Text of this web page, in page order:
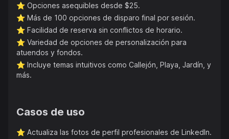
⭐️ Opciones asequibles desde $25.
⭐️ Más de 100 opciones de disparo final por sesión.
⭐️ Facilidad de reserva sin conflictos de horario.
⭐️ Variedad de opciones de personalización para
atuendos y fondos.
⭐️ Incluye temas intuitivos como Callejón, Playa, Jardín, y
más.
Casos de uso
⭐️ Actualiza las fotos de perfil profesionales de LinkedIn.